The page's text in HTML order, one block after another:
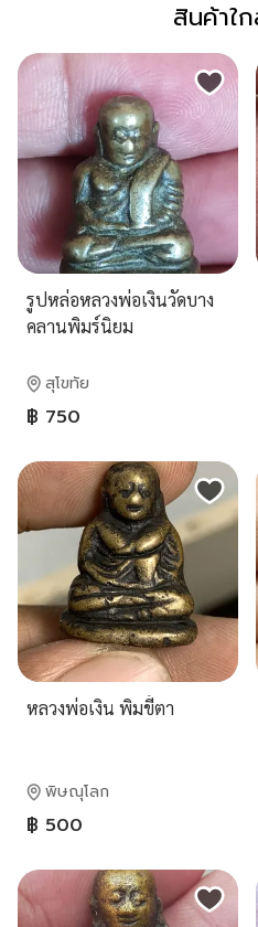
สินค้าใ
รูปหล่อหลวงพ่อเงินวัดบาง
คลานพิมร์นิยม
สุโขทัย
฿ 750
หลวงพ่อเงิน พิมขี้ตา
พิษณุโลก
฿ 500